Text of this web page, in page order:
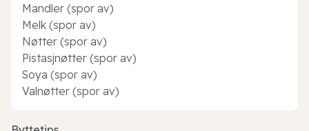
Mandler (spor av)
Melk (spor av)
Nøtter (spor av)
Pistasjnøtter (spor av)
Soya (spor av)
Valnøtter (spor av)